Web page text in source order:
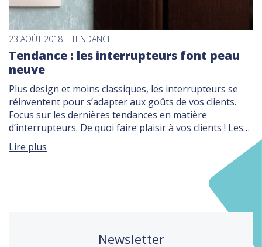
23 AOÛT 2018 | TENDANCE
Tendance : les interrupteurs font peau
neuve
Plus design et moins classiques, les interrupteurs se
réinventent pour s’adapter aux goûts de vos clients.
Focus sur les dernières tendances en matière
d’interrupteurs. De quoi faire plaisir à vos clients ! Les
interrupteurs : de nouveaux éléments de décoration
Alors qu’on cherchait plutôt à les dissimuler, les
interrupteurs se révèlent aujourd’hui au grand jour, […]
Lire plus
Newsletter